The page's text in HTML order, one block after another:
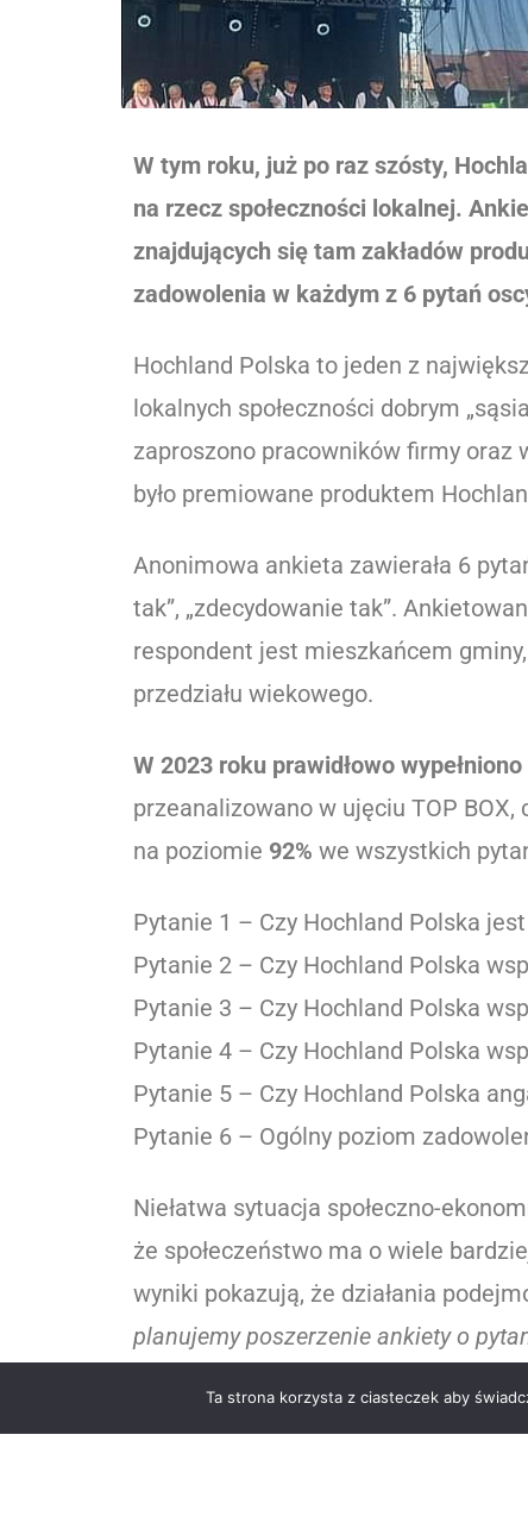
W tym roku, już po raz szósty,
na rzecz społeczności lokalnej.
znajdujących się tam zakładów
zadowolenia w każdym z 6 pytań
Hochland Polska to jeden z
lokalnych społeczności dobrym
zaproszono pracowników firmy oraz
było premiowane produktem
Anonimowa ankieta zawierała 6
tak”, „zdecydowanie tak”.
respondent jest mieszkańcem
przedziału wiekowego.
W 2023 roku prawidłowo
przeanalizowano w ujęciu TOP
na poziomie 92% we wszystkich
Pytanie 1 – Czy Hochland Polska
Pytanie 2 – Czy Hochland Polska
Pytanie 3 – Czy Hochland Polska
Pytanie 4 – Czy Hochland Polska
Pytanie 5 – Czy Hochland Polska
Pytanie 6 – Ogólny poziom
Niełatwa sytuacja społeczno-
że społeczeństwo ma o wiele
wyniki pokazują, że działania
planujemy poszerzenie ankiety o
Ta strona korzysta z ciasteczek aby